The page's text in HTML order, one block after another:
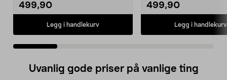
499,90
Legg i handlekurv
499,90
Legg i handlekurv
Uvanlig gode priser på vanlige ting